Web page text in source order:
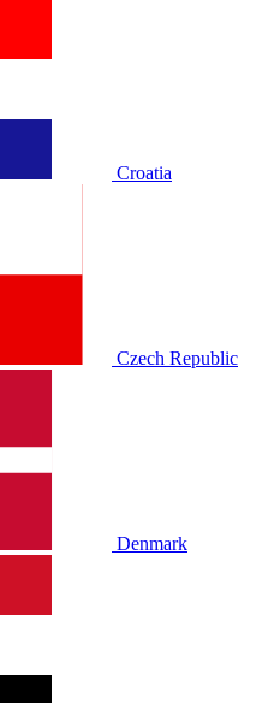
Croatia
Czech Republic
Denmark